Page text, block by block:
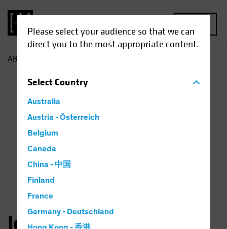
Please select your audience so that we can
direct you to the most appropriate content.
SelectCountry
Australia
Austria - Österreich
Belgium
Canada
China - 中国
Finland
France
Germany - Deutschland
AB
John Huang, CFA